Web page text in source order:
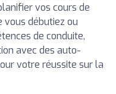
vos cours de
vous débutiez ou
de conduite,
avec des auto-
votre réussite sur la